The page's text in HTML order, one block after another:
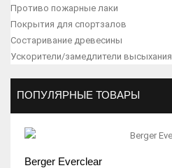
Противо пожарные лаки
Покрытия для спортзалов
Состаривание древесины
Ускорители/замедлители высыхания
ПОПУЛЯРНЫЕ ТОВАРЫ
Berger Everclear